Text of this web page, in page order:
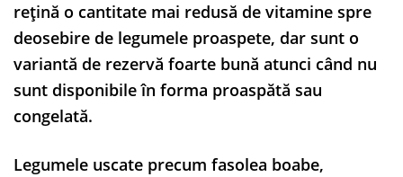
rețină o cantitate mai redusă de vitamine spre
deosebire de legumele proaspete, dar sunt o
variantă de rezervă foarte bună atunci când nu
sunt disponibile în forma proaspătă sau
congelată.
Legumele uscate precum fasolea boabe,